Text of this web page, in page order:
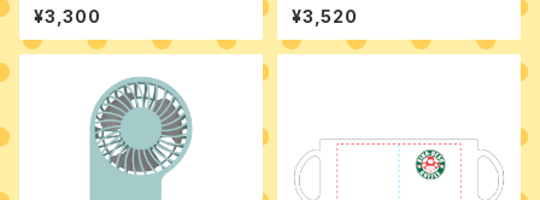
¥3,300 ¥3,520